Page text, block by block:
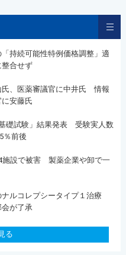
持続可能性特例価格調整」適
合せず
、医薬審議官に中井氏 情報
安藤氏
礎試験」結果発表 受験実人数
％前後
設で被害 製薬企業や卸で一
ルコレプシータイプ１治療
が了承
る